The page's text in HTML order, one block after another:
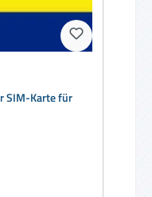
SIM-Karte für